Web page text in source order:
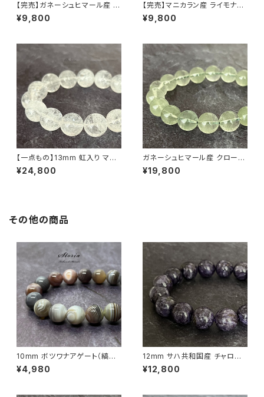
【完売】ガネーシュヒマール産 ク
ローライト入り ヒマラヤ水晶 8
mm ブレスレット
¥9,800
【完売】マニカラン産 ライモナイ
ト入りヒマラヤ水晶 11mm ブレ
スレット（一点もの）
¥9,800
【一点もの】13mm 虹入り マニ
カラン産 ヒマラヤ水晶 ブレスレ
ット【鑑別済み・M0714】
¥24,800
ガネーシュヒマール産 クローラ
イト入り 11mm ヒマラヤ水晶 ブ
レスレット【画像現物】
¥19,800
その他の商品
10mm ボツワナアゲート（縞瑪
瑙）ブレスレット
¥4,980
12mm サハ共和国産 チャロア
イト ブレスレット【画像現物】
¥12,800